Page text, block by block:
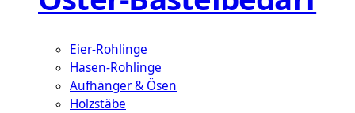
Eier-Rohlinge
Hasen-Rohlinge
Aufhänger & Ösen
Holzstäbe